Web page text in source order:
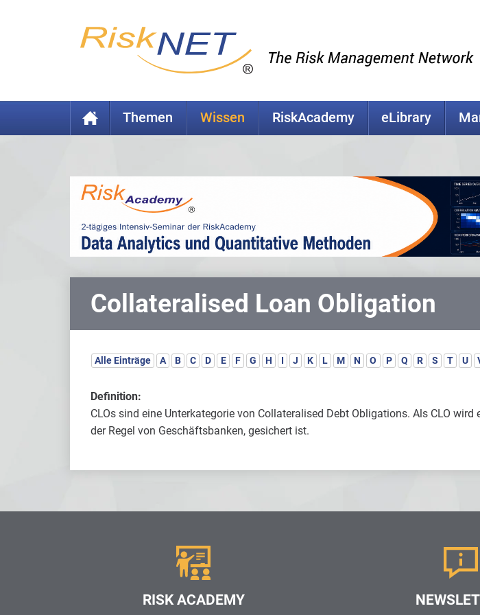
Themen Wissen RiskAcademy eLibrary
Collateralised Loan Obligation
Alle Einträge A B C D E F G H I J K L M N O P Q R S T U
Definition:
CLOs sind eine Unterkategorie von Collateralised Debt Obligations. Als CLO
der Regel von Geschäftsbanken, gesichert ist.
RISK ACADEMY